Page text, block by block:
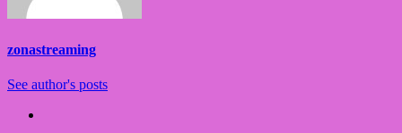
zonastreaming
See author's posts